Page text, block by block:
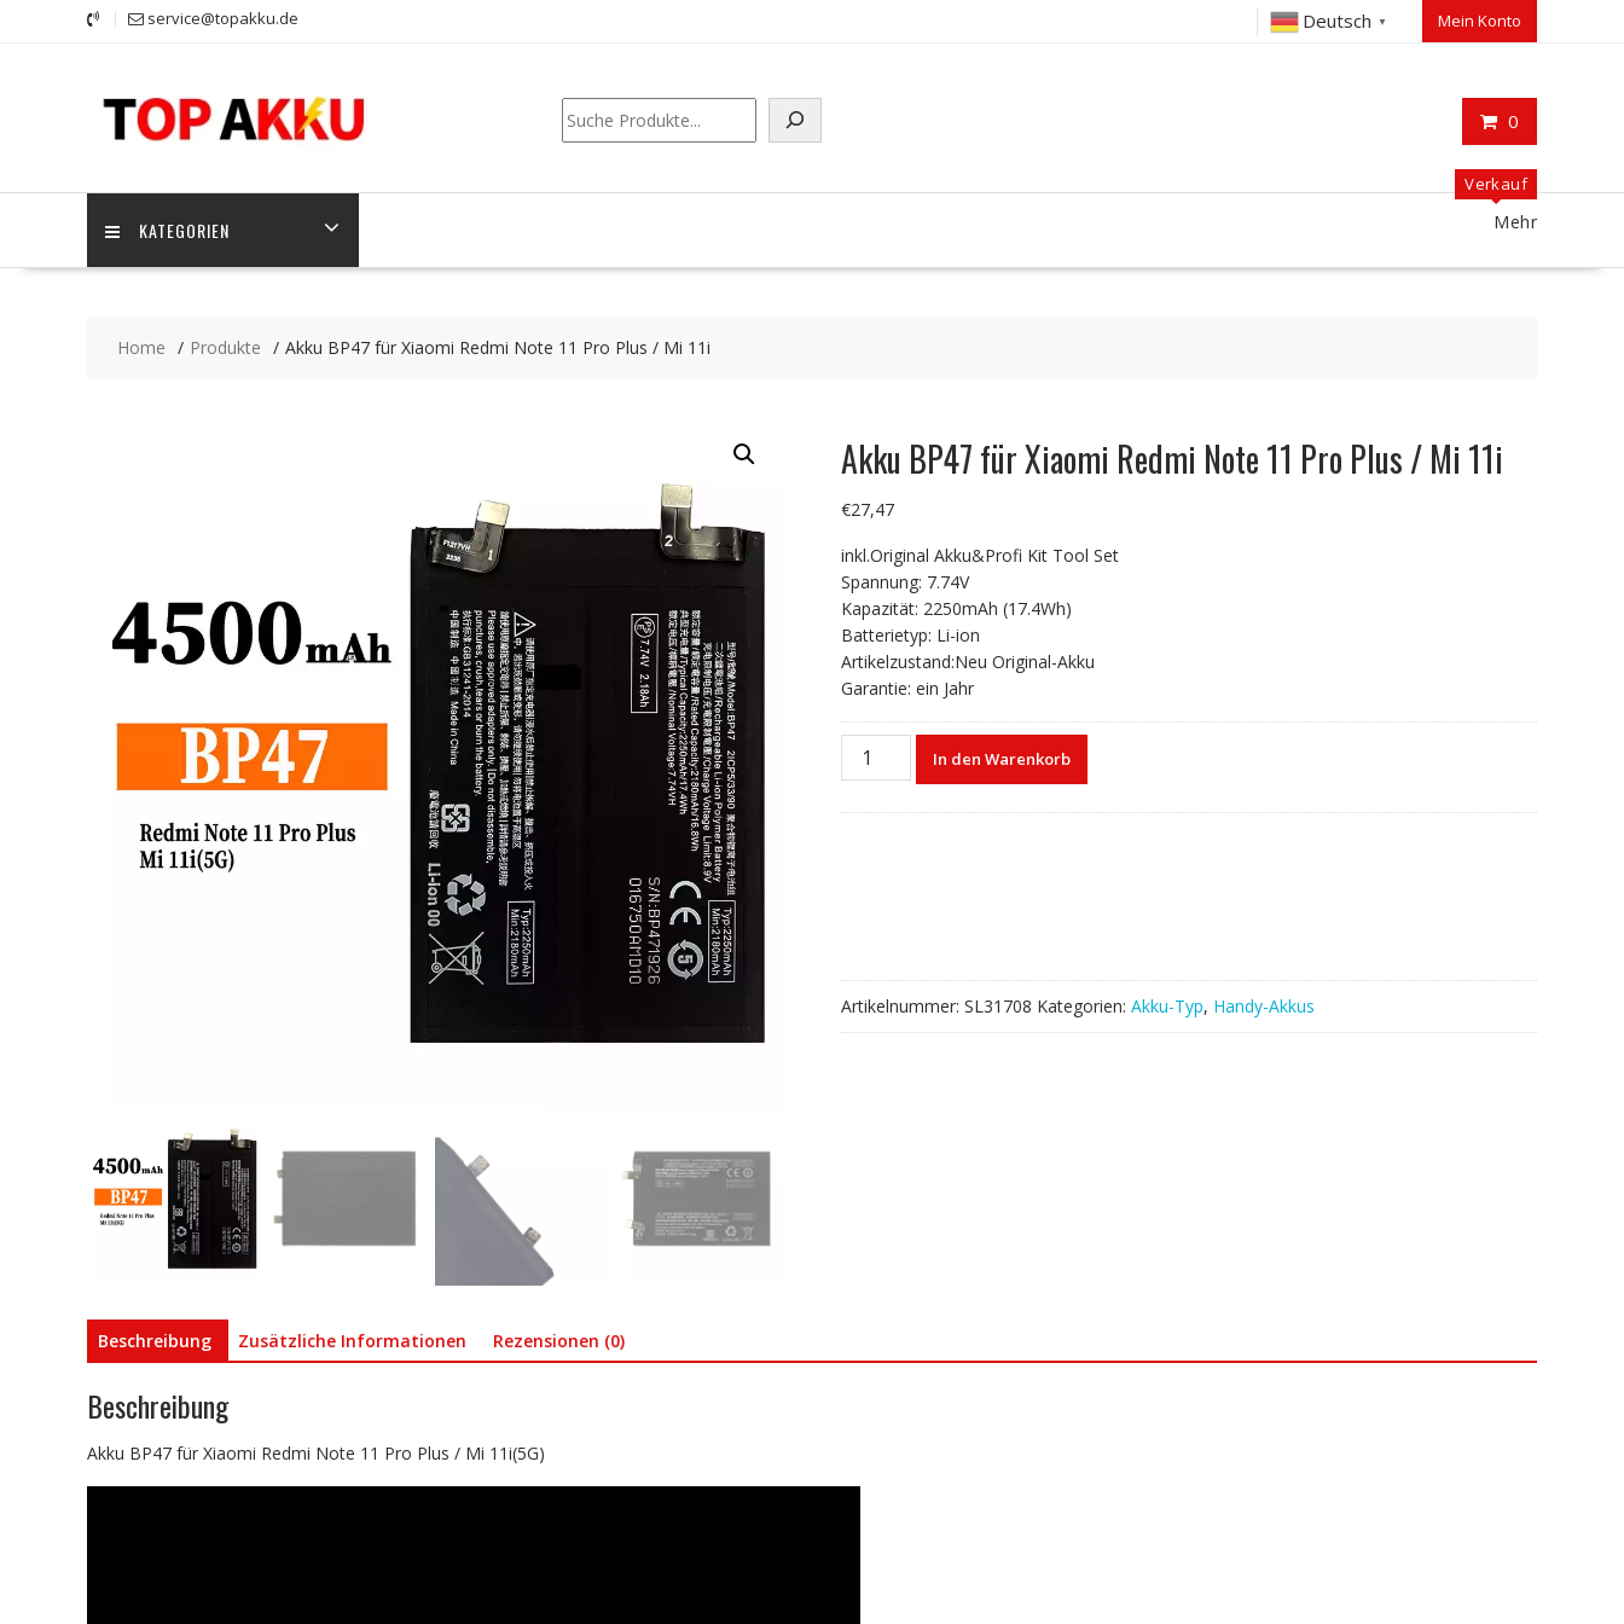
service@topakku.de Deutsch ▼ Mein Konto
0
Suchen
KATEGORIEN
Verkauf
Mehr
Home Produkte Akku BP47 für Xiaomi Redmi Note 11 Pro Plus / Mi 11i
Akku BP47 für Xiaomi Redmi Note 11 Pro Plus / Mi 11i
€27,47
inkl.Original Akku&Profi Kit Tool Set
Spannung: 7.74V
Kapazität: 2250mAh (17.4Wh)
Batterietyp: Li-ion
Artikelzustand:Neu Original-Akku
Garantie: ein Jahr
Akku
BP47
/
Mi
11i
In den Warenkorb
Artikelnummer: SL31708 Kategorien: Akku-Typ, Handy-Akkus
Beschreibung Zusätzliche Informationen Rezensionen (0)
Beschreibung
Akku BP47 für Xiaomi Redmi Note 11 Pro Plus / Mi 11i(5G)